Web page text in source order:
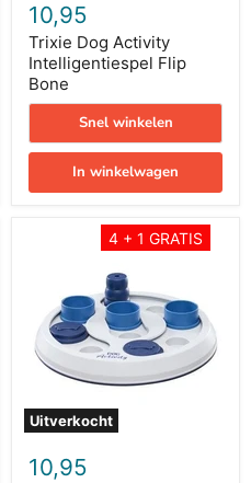
10,95
Trixie Dog Activity
Intelligentiespel Flip
Bone
Snel winkelen
In winkelwagen
4 + 1 GRATIS
Uitverkocht
Intelligentiespel
Fun
10,95